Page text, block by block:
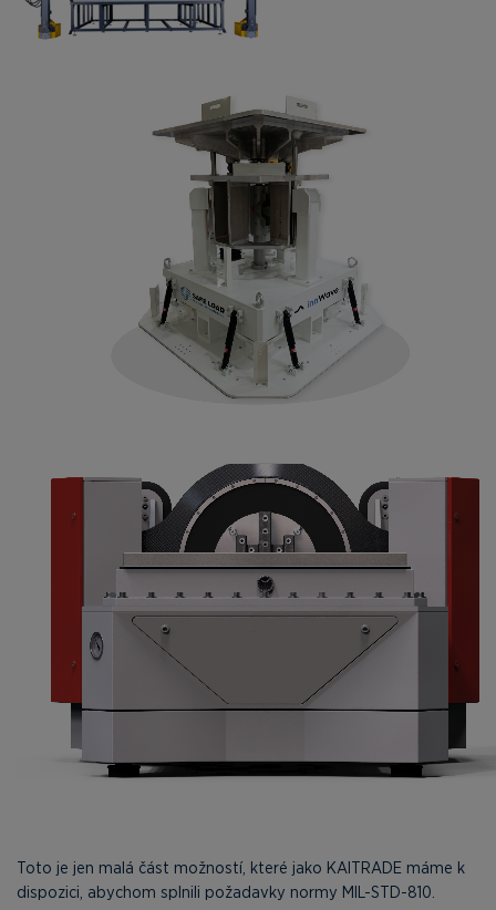
Toto je jen malá část možností, které jako KAITRADE máme k
dispozici, abychom splnili požadavky normy MIL-STD-810.